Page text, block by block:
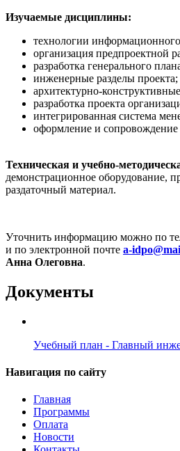
Изучаемые дисциплины:
технологии
организация предпроектной
разработка генерального
инженерные разделы проекта;
архитектурно-
разработка проекта
интегрированная система
оформление и сопровождение
Техническая и учебно-
демонстрационное оборудование,
раздаточный материал.
Уточнить информацию можно по
и по электронной почте a-
Анна Олеговна.
Документы
Учебный план - Главный
Навигация по сайту
Главная
Программы
Оплата
Новости